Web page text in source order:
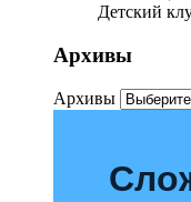
Детский
Архивы
Архивы